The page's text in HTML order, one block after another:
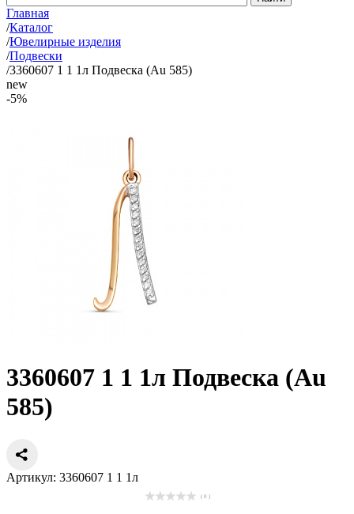
Главная
/Каталог
/Ювелирные изделия
/Подвески
/3360607 1 1 1л Подвеска (Au 585)
new
-5%
3360607 1 1 1л Подвеска (Au
585)
Артикул: 3360607 1 1 1л
( 0 )